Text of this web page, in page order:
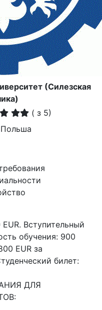
(Силезская
( з 5)
Вступительный
обучения: 900
EUR за
билет:
ДЛЯ